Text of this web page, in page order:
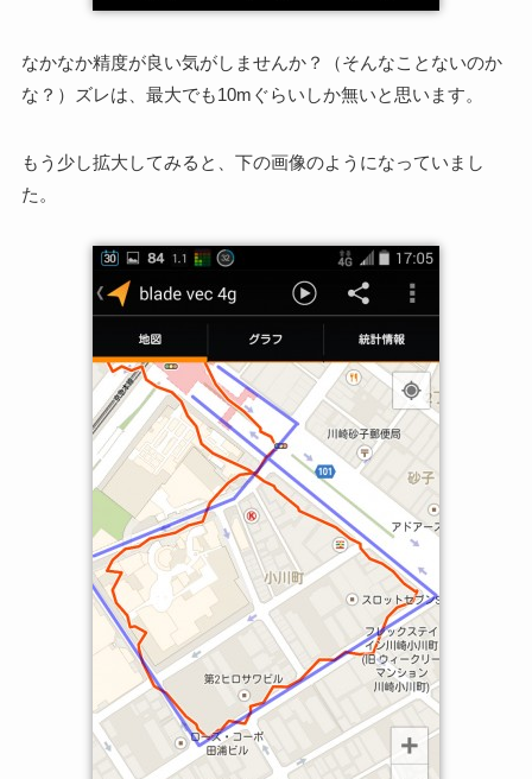
なかなか精度が良い気がしませんか？（そんなことないのか
な？）ズレは、最大でも10mぐらいしか無いと思います。
もう少し拡大してみると、下の画像のようになっていまし
た。